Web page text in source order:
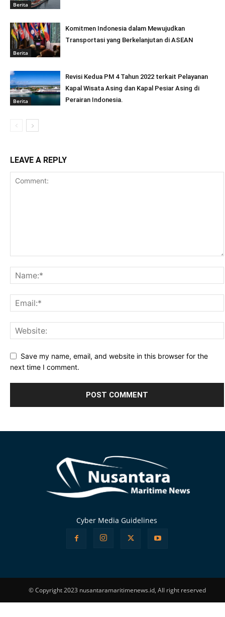
Berita
Berita
Komitmen Indonesia dalam Mewujudkan
Transportasi yang Berkelanjutan di ASEAN
Berita
Revisi Kedua PM 4 Tahun 2022 terkait Pelayanan
Kapal Wisata Asing dan Kapal Pesiar Asing di
Perairan Indonesia.
LEAVE A REPLY
Save my name, email, and website in this browser for the
next time I comment.
Cyber Media Guidelines
© Copyright 2023 nusantaramaritimenews.id, All right reserved